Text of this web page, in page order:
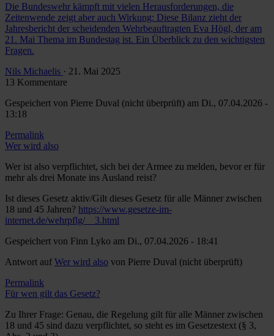
Die Bundeswehr kämpft mit vielen Herausforderungen, die
Zeitenwende zeigt aber auch Wirkung: Diese Bilanz zieht der
Jahresbericht der scheidenden Wehrbeauftragten Eva Högl, der am
21. Mai Thema im Bundestag ist. Ein Überblick zu den wichtigsten
Fragen.
Nils Michaelis · 21. Mai 2025
13 Kommentare
Gespeichert von Pierre Duval (nicht überprüft) am Di., 07.04.2026 -
13:18
Permalink
Wer wird also
Wer ist also verpflichtet, sich bei der Armee zu melden, bevor er für
mehr als drei Monate ins Ausland reist?
Ist dieses Gesetz aktiv/Gilt dieses Gesetz für alle Männer zwischen
18 und 45 Jahren? https://www.gesetze-im-
internet.de/wehrpflg/__3.html
Gespeichert von Finn Lyko am Di., 07.04.2026 - 18:41
Antwort auf Wer wird also von Pierre Duval (nicht überprüft)
Permalink
Für wen gilt das Gesetz?
Zu Ihrer Frage: Genau, die Regelung gilt für alle Männer zwischen
18 und 45 sind dazu verpflichtet, so steht es im Gesetzestext (§ 3,